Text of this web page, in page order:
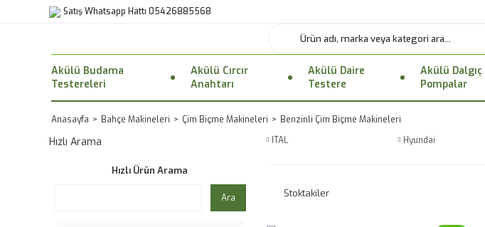
Satış Whatsapp Hattı 05426885568
Akülü Budama
Testereleri
Akülü Cırcır
Anahtarı
Akülü Daire
Testere
Akülü Dalgıç
Pompalar
Anasayfa Bahçe Makineleri Çim Biçme Makineleri Benzinli Çim Biçme Makineleri
Hızlı Arama
Hızlı Ürün Arama
Ara
ITAL Hyundai
Stoktakiler